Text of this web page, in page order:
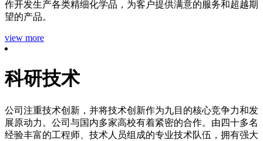
作开发生产各类精细化学品，为客户提供满意的服务和超越期
望的产品。
view more
科研技术
公司注重技术创新，并将技术创新作为九目的核心竞争力和发
展原动力。公司与国内多家高校有着紧密的合作。由四十多名
经验丰富的工程师、技术人员组成的专业技术队伍，拥有强大